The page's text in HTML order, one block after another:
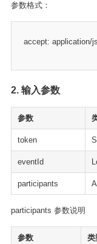
参数格式：
accept: application/
2. 输入参数
参数
token
eventId
participants
participants 参数说明
参数 类